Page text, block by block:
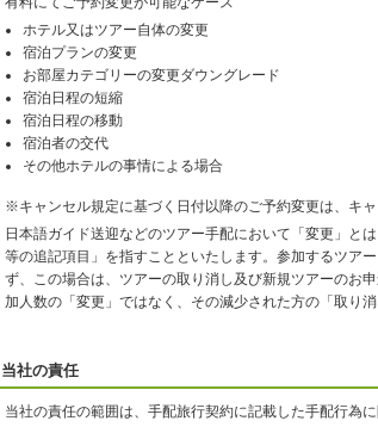
ホテル又はツアー自体の変更
宿泊プランの変更
お部屋カテゴリーの変更ダウングレード
宿泊日程の短縮
宿泊日程の移動
宿泊者の交代
その他ホテルの事情による場合
※キャンセル規定に基づく日付以降のご予約変更は、キャ
日本語ガイド送迎などのツアー手配において「変更」と
等の追記項目」を指すことといたします。参加するツア
ず、この場合は、ツアーの取り消し及び新規ツアーのお
加人数の「変更」ではなく、その減少された方の「取り
当社の責任
当社の責任の範囲は、手配旅行契約に記載した手配行為に